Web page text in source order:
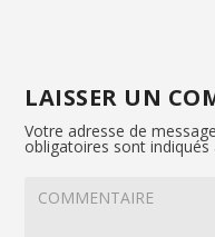
LAISSER UN
Votre adresse de
obligatoires sont